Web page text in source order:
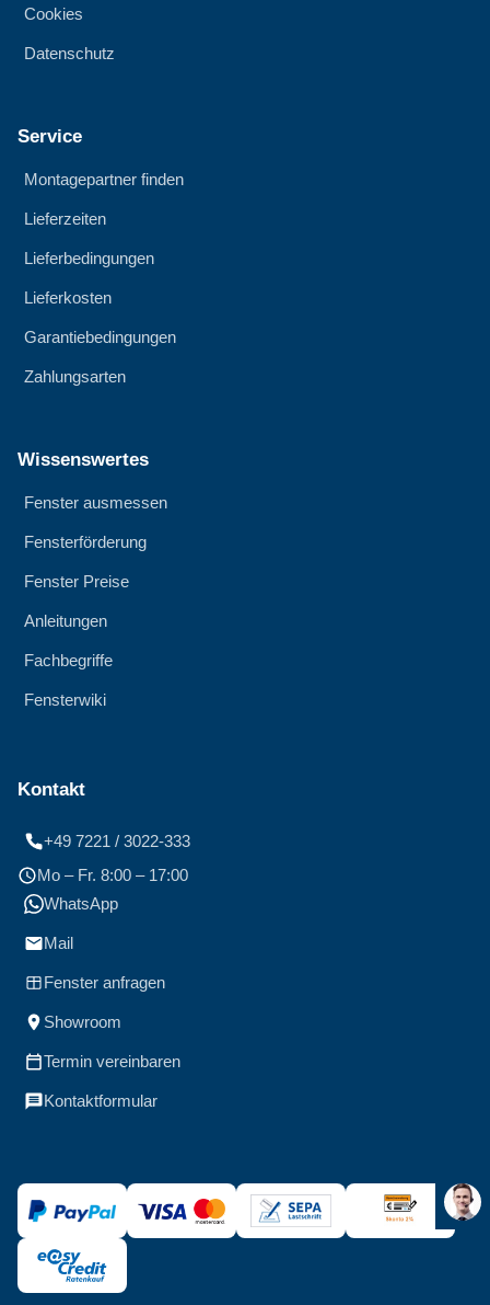
Cookies
Datenschutz
Service
Montagepartner finden
Lieferzeiten
Lieferbedingungen
Lieferkosten
Garantiebedingungen
Zahlungsarten
Wissenswertes
Fenster ausmessen
Fensterförderung
Fenster Preise
Anleitungen
Fachbegriffe
Fensterwiki
Kontakt
+49 7221 / 3022-333
Mo – Fr. 8:00 – 17:00
WhatsApp
Mail
Fenster anfragen
Showroom
Termin vereinbaren
Kontaktformular